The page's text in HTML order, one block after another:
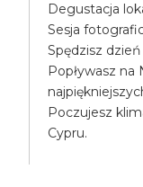
Degustacja
Sesja
Spędzisz
Popływasz na
Poczujesz
Cypru.